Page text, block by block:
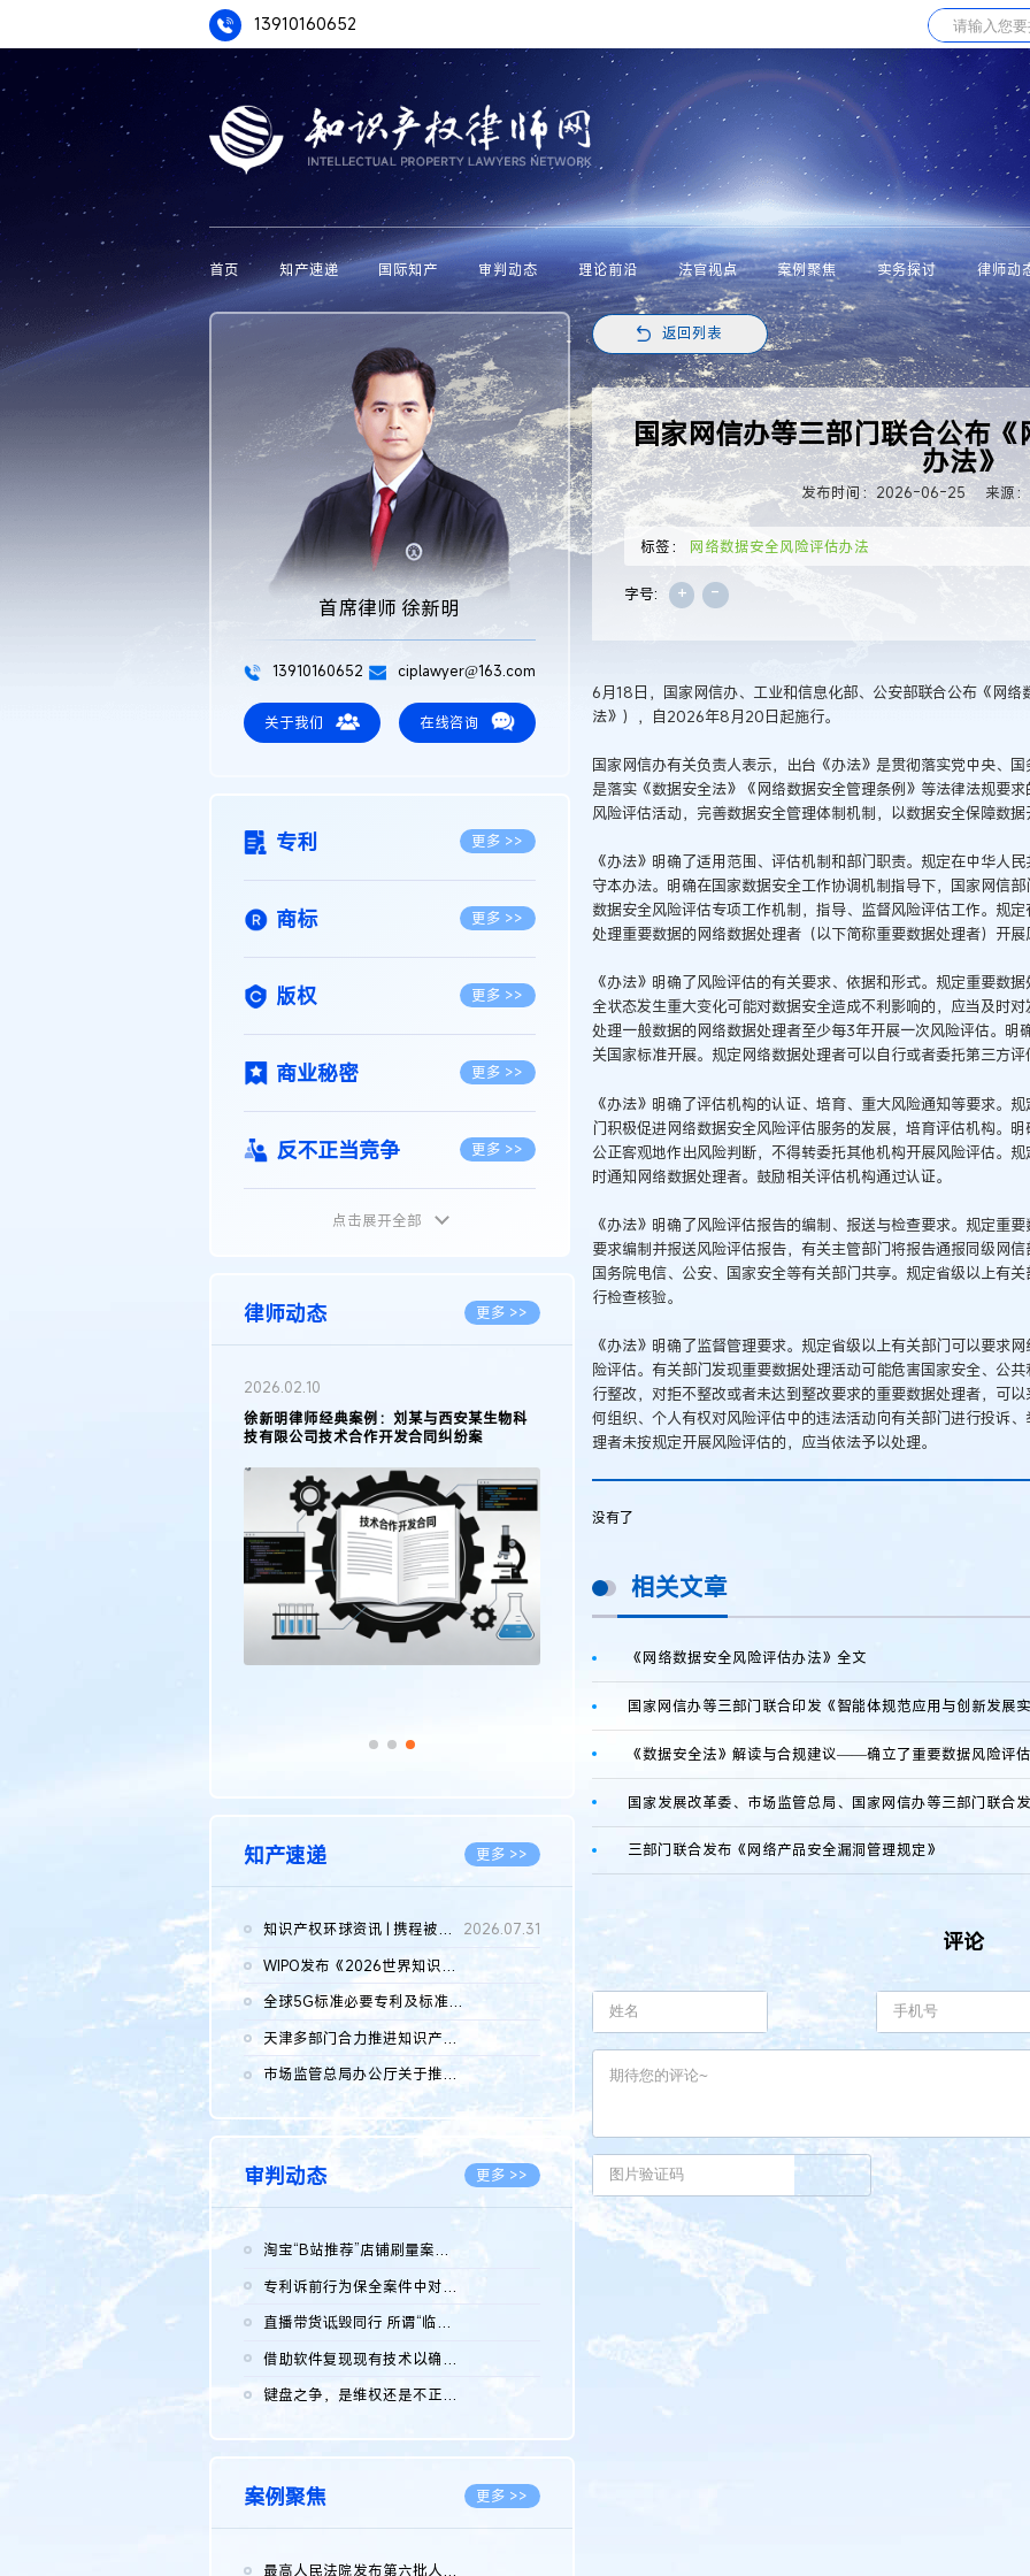
13910160652
首页 知产速递 国际知产 审判动态 理论前沿 法官视点 案例聚焦 实务探讨 律师动
首席律师 徐新明
13910160652 ciplawyer@163.com
关于我们 在线咨询
专利 更多 >>
商标 更多 >>
版权 更多 >>
商业秘密 更多 >>
反不正当竞争 更多 >>
植物新品种
地理标志 更多 >>
集成电路布图设计
传统文化 更多 >>
点击展开全部
律师动态 更多 >>
2026.02.10
徐新明律师经典案例：刘某与西安某生物科
技有限公司技术合作开发合同纠纷案
知产速递 更多 >>
知识产权环球资讯 | 携程被市监总局罚51.79亿；瑞幸泰国商标案上...
2026.07.31
WIPO发布《2026世界知识产权报告》 含报告全文
全球5G标准必要专利及标准提案研究报告（2026年）全文发布
天津多部门合力推进知识产权保护工作
2026.08.05
市场监管总局办公厅关于推广第一批全国商业秘密保护创新试点典型...
2026.08.05
审判动态 更多 >>
淘宝“B站推荐”店铺刷量案维持原判，两被告连带赔偿150万元
专利诉前行为保全案件中对仿制药申请人曾作出三类声明的考量及违...
直播带货诋毁同行 所谓“临场发挥”不免责
借助软件复现现有技术以确认相关参数特征是否被公开
键盘之争，是维权还是不正当竞争？
案例聚焦 更多 >>
最高人民法院发布第六批人民法院种业知识产权司法保护典型案例 含...
返回列表
国家网信办等三部门联合公布
办法》
发布时间：2026-06-25 来源
标签： 网络数据安全风险评估办法
字号: + -
6月18日，国家网信办、工业和信息化部、公安部联合公布《网
法》），自2026年8月20日起施行。
国家网信办有关负责人表示，出台《办法》是贯彻落实党中央、
是落实《数据安全法》《网络数据安全管理条例》等法律法规要
风险评估活动，完善数据安全管理体制机制，以数据安全保障数
《办法》明确了适用范围、评估机制和部门职责。规定在中华人
守本办法。明确在国家数据安全工作协调机制指导下，国家网信
数据安全风险评估专项工作机制，指导、监督风险评估工作。规
处理重要数据的网络数据处理者（以下简称重要数据处理者）开
《办法》明确了风险评估的有关要求、依据和形式。规定重要数
全状态发生重大变化可能对数据安全造成不利影响的，应当及时
处理一般数据的网络数据处理者至少每3年开展一次风险评估。
关国家标准开展。规定网络数据处理者可以自行或者委托第三方
《办法》明确了评估机构的认证、培育、重大风险通知等要求。
门积极促进网络数据安全风险评估服务的发展，培育评估机构。
公正客观地作出风险判断，不得转委托其他机构开展风险评估。
时通知网络数据处理者。鼓励相关评估机构通过认证。
《办法》明确了风险评估报告的编制、报送与检查要求。规定重
要求编制并报送风险评估报告，有关主管部门将报告通报同级网
国务院电信、公安、国家安全等有关部门共享。规定省级以上有
行检查核验。
《办法》明确了监督管理要求。规定省级以上有关部门可以要求
险评估。有关部门发现重要数据处理活动可能危害国家安全、公
行整改，对拒不整改或者未达到整改要求的重要数据处理者，可
何组织、个人有权对风险评估中的违法活动向有关部门进行投诉
理者未按规定开展风险评估的，应当依法予以处理。
没有了
相关文章
《网络数据安全风险评估办法》全文
国家网信办等三部门联合印发《智能体规范应用与创新发展
《数据安全法》解读与合规建议——确立了重要数据风险评
三部门联合发布《网络产品安全漏洞管理规定》
评论